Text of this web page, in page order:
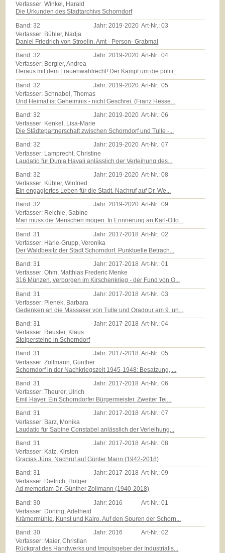
Verfasser: Winkel, Harald
Die Urkunden des Stadtarchivs Schorndorf
Band:32 Jahr: 2019-2020 Art-Nr.:03
Verfasser: Bühler, Nadja
Daniel Friedrich von Stroelin. Amt - Person- Grabmal
Band:32 Jahr:2019-2020 Art-Nr.:04
Verfasser: Bergler, Andrea
Heraus mit dem Frauenwahlrecht! Der Kampf um die politi...
Band:32 Jahr: 2019-2020 Art-Nr.:05
Verfasser: Schnabel, Thomas
Und Heimat ist Geheimnis - nicht Geschrei. (Franz Hesse...
Band:32 Jahr:2019-2020 Art-Nr.:06
Verfasser: Kenkel, Lisa-Marie
Die Städtepartnerschaft zwischen Schorndorf und Tulle -...
Band:32 Jahr:2019-2020 Art-Nr.:07
Verfasser: Lamprecht, Christine
Laudatio für Dunja Hayali anlässlich der Verleihung des...
Band:32 Jahr:2019-2020 Art-Nr.:08
Verfasser: Kübler, Winfried
Ein engagiertes Leben für die Stadt. Nachruf auf Dr. We...
Band:32 Jahr:2019-2020 Art-Nr.:09
Verfasser: Reichle, Sabine
Man muss die Menschen mögen. In Erinnerung an Karl-Otto...
Band:31 Jahr: 2017-2018 Art-Nr.:02
Verfasser: Härle-Grupp, Veronika
Der Waldbesitz der Stadt Schorndorf. Punktuelle Betrach...
Band:31 Jahr:2017-2018 Art-Nr.:01
Verfasser: Ohm, Matthias Frederic Menke
316 Münzen, verborgen im Kirschenkrieg - der Fund von O...
Band:31 Jahr: 2017-2018 Art-Nr.:03
Verfasser: Pienek, Barbara
Gedenken an die Massaker von Tulle und Oradour am 9. un...
Band:31 Jahr:2017-2018 Art-Nr.:04
Verfasser: Reuster, Klaus
Stolpersteine in Schorndorf
Band:31 Jahr:2017-2018 Art-Nr.:05
Verfasser: Zollmann, Günther
Schorndorf in der Nachkriegszeit 1945-1948: Besatzung, ...
Band:31 Jahr:2017-2018 Art-Nr.:06
Verfasser: Theurer, Ulrich
Emil Hayer. Ein Schorndorfer Bürgermeister. Zweiter Tei...
Band:31 Jahr:2017-2018 Art-Nr.:07
Verfasser: Barz, Monika
Laudatio für Sabine Constabel anlässlich der Verleihung...
Band:31 Jahr: 2017-2018 Art-Nr.:08
Verfasser: Katz, Kirsten
Gracias Jüns. Nachruf auf Günter Mann (1942-2018)
Band:31 Jahr:2017-2018 Art-Nr.:09
Verfasser: Dietrich, Holger
Ad memoriam Dr. Günther Zollmann (1940-2018)
Band:30 Jahr: 2016 Art-Nr.:01
Verfasser: Dörling, Adelheid
Krämermühle, Kunst und Kairo. Auf den Spuren der Schorn...
Band:30 Jahr:2016 Art-Nr.:02
Verfasser: Maier, Christian
Rückgrat des Handwerks und Impulsgeber der Industrialis...